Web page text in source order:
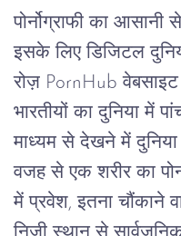
पोर्नोग्राफी का आसानी से
इसके लिए डिजिटल
रोज़ PornHub वेबसाइट
भारतीयों का दुनिया में
माध्यम से देखने में दुनिया
वजह से एक शरीर का
में प्रवेश, इतना चौंकाने